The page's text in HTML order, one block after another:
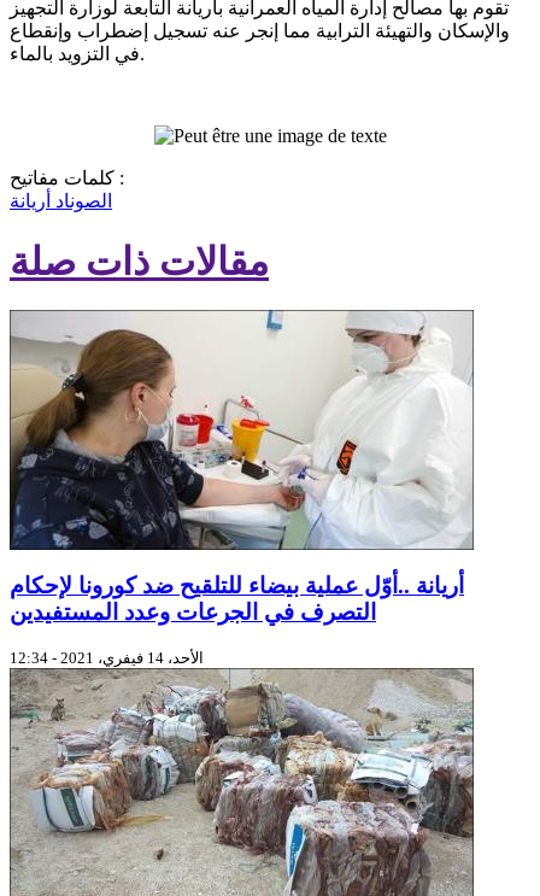
تقوم بها مصالح إدارة المياه العمرانية بأريانة التابعة لوزارة التجهيز
والإسكان والتهيئة الترابية مما إنجر عنه تسجيل إضطراب وإنقطاع
في التزويد بالماء.
كلمات مفاتيح :
الصوناد أريانة
مقالات ذات صلة
أريانة ..أوّل عملية بيضاء للتلقيح ضد كورونا لإحكام
التصرف في الجرعات وعدد المستفيدين
الأحد، 14 فيفري، 2021 - 12:34